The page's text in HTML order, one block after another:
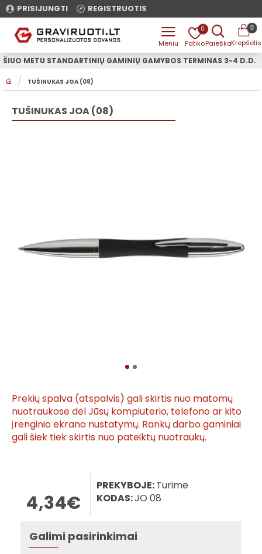
PRISIJUNGTI REGISTRUOTIS
0 0
O
E
TUŠINUKAS JOA (08)
ŠIUO METU STANDARTINIŲ GAMINIŲ GAMYBOS TERMINAS 3-4 D.D.
TUŠINUKAS JOA (08)
Prekių spalva (atspalvis) gali skirtis nuo matomų
nuotraukose dėl Jūsų kompiuterio, telefono ar kito
įrenginio ekrano nustatymų. Rankų darbo gaminiai
gali šiek tiek skirtis nuo pateiktų nuotraukų.
4,34€
PREKYBOJE:Turime
KODAS:JO 08
Galimi pasirinkimai